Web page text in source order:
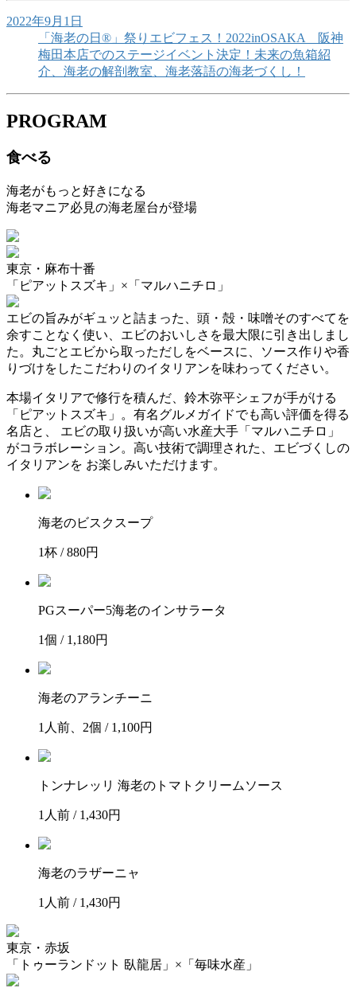
2022年9月1日
「海老の日®」祭りエビフェス！2022inOSAKA 阪神
梅田本店でのステージイベント決定！未来の魚箱紹
介、海老の解剖教室、海老落語の海老づくし！
PROGRAM
食べる
海老がもっと好きになる
海老マニア必見の海老屋台が登場
東京・麻布十番
「ピアットスズキ」×「マルハニチロ」
エビの旨みがギュッと詰まった、頭・殻・味噌そのすべてを
余すことなく使い、エビのおいしさを最大限に引き出しまし
た。丸ごとエビから取っただしをベースに、ソース作りや香
りづけをしたこだわりのイタリアンを味わってください。
本場イタリアで修行を積んだ、鈴木弥平シェフが手がける
「ピアットスズキ」。有名グルメガイドでも高い評価を得る
名店と、 エビの取り扱いが高い水産大手「マルハニチロ」
がコラボレーション。高い技術で調理された、エビづくしの
イタリアンを お楽しみいただけます。
海老のビスクスープ
1杯 / 880円
PGスーパー5海老のインサラータ
1個 / 1,180円
海老のアランチーニ
1人前、2個 / 1,100円
トンナレッリ 海老のトマトクリームソース
1人前 / 1,430円
海老のラザーニャ
1人前 / 1,430円
東京・赤坂
「トゥーランドット 臥龍居」×「毎味水産」